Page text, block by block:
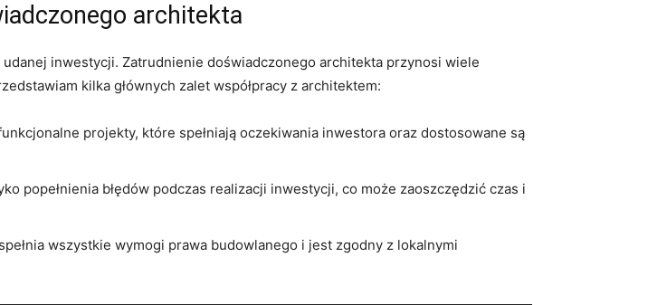
architekta
inwestycji. Zatrudnienie doświadczonego‌ architekta przynosi wiele
kilka głównych zalet współpracy z architektem:
projekty, które spełniają ​oczekiwania inwestora oraz ⁢dostosowane są
popełnienia‌ błędów podczas realizacji⁤ inwestycji, co może zaoszczędzić czas i
wszystkie ‌wymogi prawa ‍budowlanego ⁣i‍ jest‍ zgodny ‍z lokalnymi​